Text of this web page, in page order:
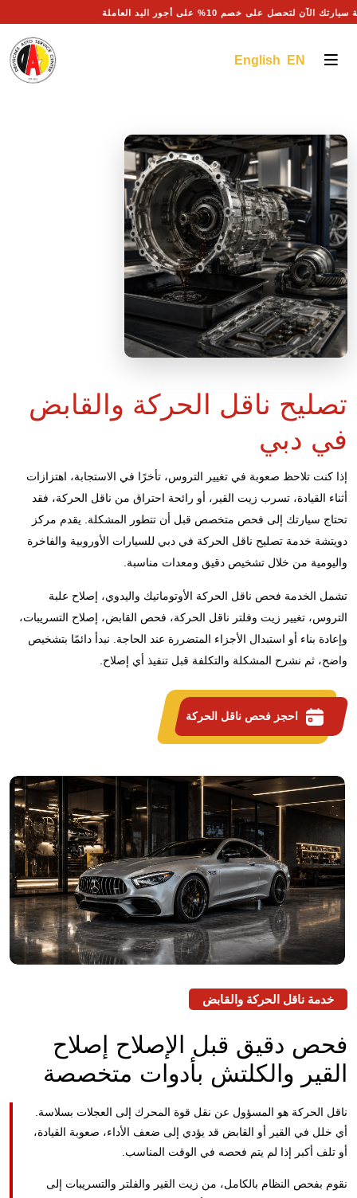
سيارتك الآن لتحصل على خصم 10% على أجور اليد العاملة
English EN
تصليح ناقل الحركة والقابض
في دبي
إذا كنت تلاحظ صعوبة في تغيير التروس، تأخرًا في الاستجابة، اهتزازات
أثناء القيادة، تسرب زيت القير، أو رائحة احتراق من ناقل الحركة، فقد
تحتاج سيارتك إلى فحص متخصص قبل أن تتطور المشكلة. يقدم مركز
دويتشة خدمة تصليح ناقل الحركة في دبي للسيارات الأوروبية والفاخرة
واليومية من خلال تشخيص دقيق ومعدات مناسبة.
تشمل الخدمة فحص ناقل الحركة الأوتوماتيك واليدوي، إصلاح علبة
التروس، تغيير زيت وفلتر ناقل الحركة، فحص القابض، إصلاح التسريبات،
وإعادة بناء أو استبدال الأجزاء المتضررة عند الحاجة. نبدأ دائمًا بتشخيص
واضح، ثم نشرح المشكلة والتكلفة قبل تنفيذ أي إصلاح.
احجز فحص ناقل الحركة
خدمة ناقل الحركة والقابض
فحص دقيق قبل الإصلاح إصلاح
القير والكلتش بأدوات متخصصة
ناقل الحركة هو المسؤول عن نقل قوة المحرك إلى العجلات بسلاسة.
أي خلل في القير أو القابض قد يؤدي إلى ضعف الأداء، صعوبة القيادة،
أو تلف أكبر إذا لم يتم فحصه في الوقت المناسب.
نقوم بفحص النظام بالكامل، من زيت القير والفلتر والتسريبات إلى